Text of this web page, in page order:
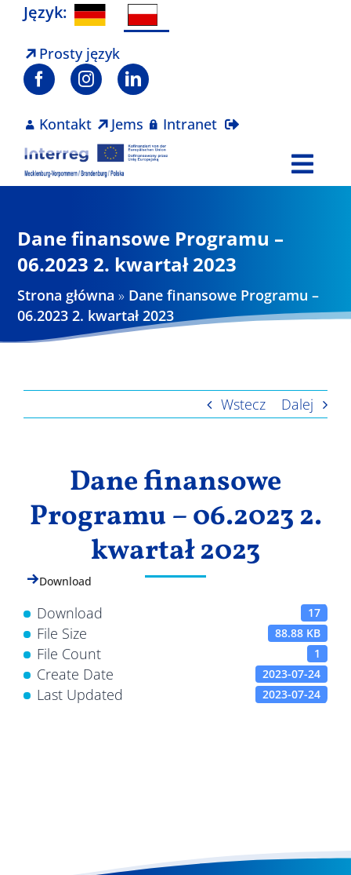
Skip
content
Język:
Prosty język
Kontakt Jems Intranet
Projekty
Aktualności
Dane finansowe Programu –
06.2023 2. kwartał 2023
Strona główna » Dane finansowe Programu –
06.2023 2. kwartał 2023
Wstecz Dalej
Dane finansowe
Programu – 06.2023 2.
kwartał 2023
Download
Download 17
File Size 88.88 KB
File Count 1
Create Date 2023-07-24
Last Updated 2023-07-24